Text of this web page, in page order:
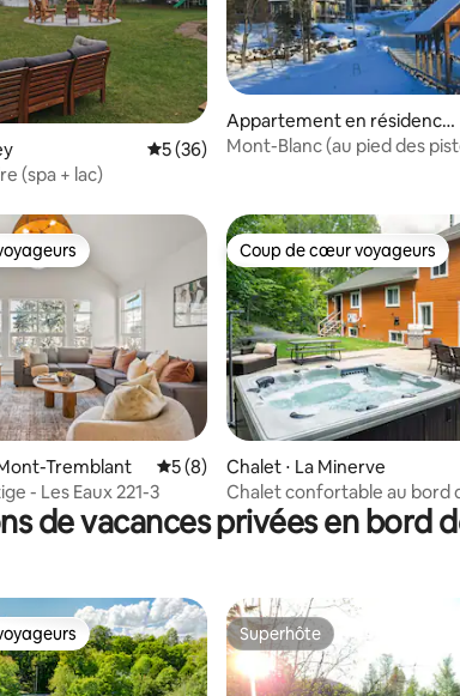
de 65 commentaires : 4,88 sur 5
Évaluation moyenne sur la base de
5 (36)
(spa + lac)
Appartement en résidence ⋅
Mont-Blanc
Mont-Blanc (au pied des
de 100 commentaires : 4,82 sur 5
Tremblant Évaluation moyenne sur la base de
5 (8)
- Les Eaux 221-3
Coup de cœur voyageurs
Coup de cœur voyageurs
Chalet ⋅ La Minerve
Chalet confortable au bord
SPA près du mont-
de vacances privées en bord
Superhôte
Superhôte